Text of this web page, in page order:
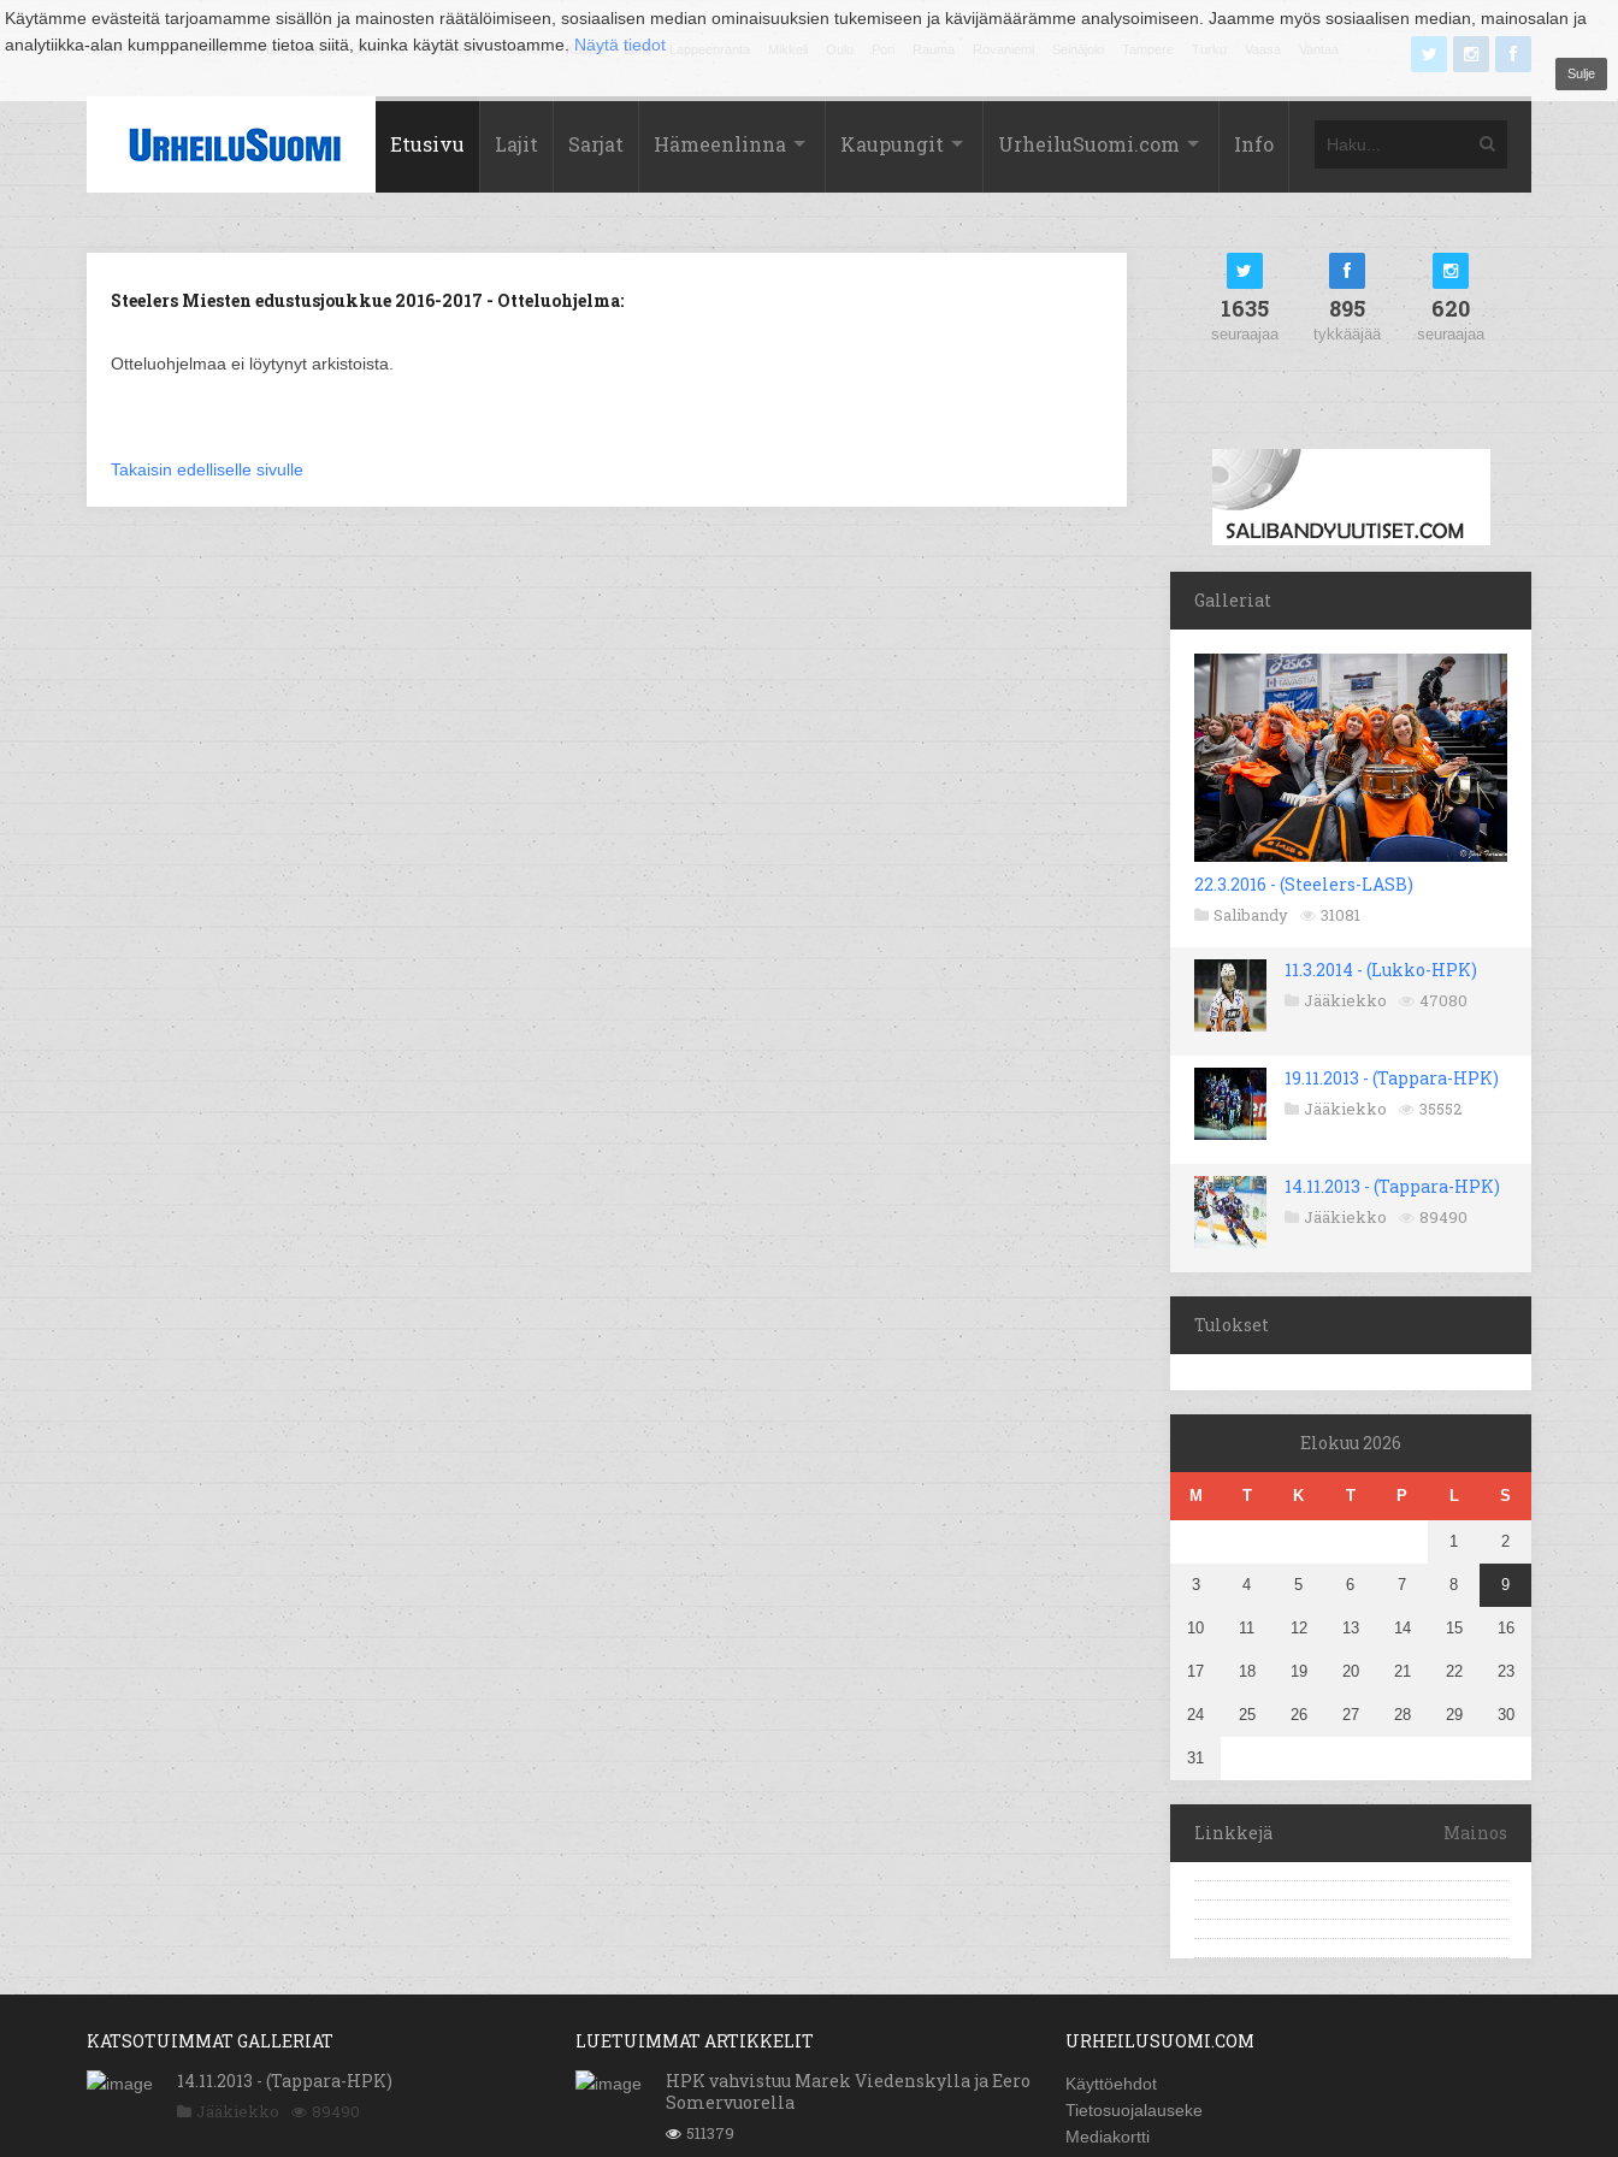
Käytämme evästeitä tarjoamamme sisällön ja mainosten räätälöimiseen, sosiaalisen median ominaisuuksien tukemiseen ja kävijämäärämme analysoimiseen. Jaamme myös sosiaalisen median, mainosalan ja
analytiikka-alan kumppaneillemme tietoa siitä, kuinka käytät sivustoamme. Näytä tiedot
Sulje
Suomi Espoo Helsinki Hämeenlinna Joensuu Jyväskylä Kouvola Kuopio Lahti
Etusivu Lajit Sarjat Hämeenlinna Kaupungit UrheiluSuomi.com Info
Steelers Miesten edustusjoukkue 2016-2017 - Otteluohjelma:
Otteluohjelmaa ei löytynyt arkistoista.
Takaisin edelliselle sivulle
1635
seuraajaa
895
tykkääjää
620
seuraajaa
Galleriat
22.3.2016 - (Steelers-LASB)
Salibandy 31081
11.3.2014 - (Lukko-HPK)
Jääkiekko 47080
19.11.2013 - (Tappara-HPK)
Jääkiekko 35552
14.11.2013 - (Tappara-HPK)
Jääkiekko 89490
Tulokset
Elokuu 2026
M T K T P L S
1 2
3 4 5 6 7 8 9
10 11 12 13 14 15 16
17 18 19 20 21 22 23
24 25 26 27 28 29 30
31
Linkkejä Mainos
KATSOTUIMMAT GALLERIAT
14.11.2013 - (Tappara-HPK)
Jääkiekko 89490
LUETUIMMAT ARTIKKELIT
HPK vahvistuu Marek Viedenskylla ja Eero
Somervuorella
511379
URHEILUSUOMI.COM
Käyttöehdot
Tietosuojalauseke
Mediakortti